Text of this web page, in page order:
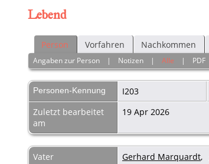
Lebend
Person Vorfahren Nachkommen
Angaben zur Person | Notizen |Alle | PDF
Personen-Kennung I203
Zuletzt bearbeitet
am
19 Apr 2026
Vater Gerhard Marquardt,